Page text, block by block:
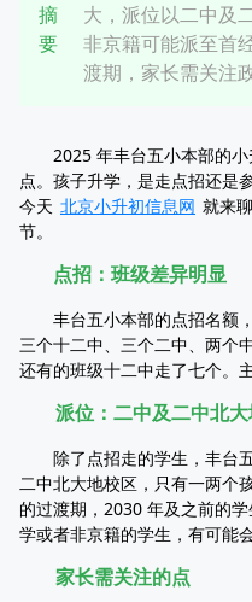
摘
要
大，派位以二中及
非京籍可能派至首
渡期，家长需关注
2025 年丰台五小本部的小
点。孩子升学，是走点招还是
今天 北京小升初信息网 就来
节。
点招：班级差异明显
丰台五小本部的点招名额，
三个十二中、三个二中、两个
还有的班级十二中走了七个。
派位：二中及二中北大
除了点招走的学生，丰台五
二中北大地校区，只有一两个
的过渡期，2030 年及之前的
学或者非京籍的学生，有可能
家长需关注的点